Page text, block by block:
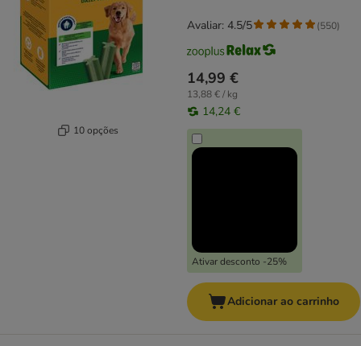
10 opções
14,99 €
13,88 € / kg
14,24 €
Ativar desconto -25%
Avaliar: 4.5/5 (550)
Adicionar ao carrinho